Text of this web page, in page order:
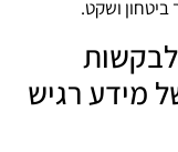
ושקט.
מידע רגיש